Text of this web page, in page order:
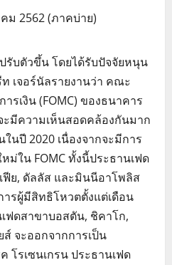
รับตัวขึ้น โดยได้รับปัจจัยหนุน
เจอร์นัลรายงานว่า คณะ
รเงิน (FOMC) ของธนาคาร
ะมีความเห็นสอดคล้องกันมาก
นปี 2020 เนื่องจากจะมีการ
ม่ใน FOMC ทั้งนี้ประธานเฟด
ฟีย, ดัลลัส และมินนีอาโพลิส
รผู้มีสิทธิโหวตตั้งแต่เดือน
ดสาขาบอสตัน, ชิคาโก,
จะออกจากการเป็น
โรเซนเกรน ประธานเฟด